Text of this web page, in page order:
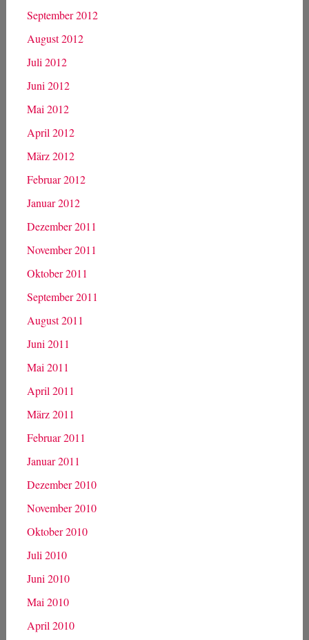
September 2012
August 2012
Juli 2012
Juni 2012
Mai 2012
April 2012
März 2012
Februar 2012
Januar 2012
Dezember 2011
November 2011
Oktober 2011
September 2011
August 2011
Juni 2011
Mai 2011
April 2011
März 2011
Februar 2011
Januar 2011
Dezember 2010
November 2010
Oktober 2010
Juli 2010
Juni 2010
Mai 2010
April 2010